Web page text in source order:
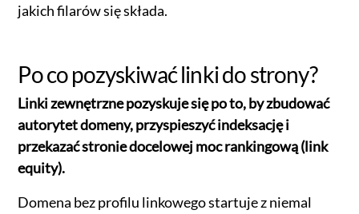
jakich filarów się składa.
Po co pozyskiwać linki do strony?
Linki zewnętrzne pozyskuje się po to, by zbudować
autorytet domeny, przyspieszyć indeksację i
przekazać stronie docelowej moc rankingową (link
equity).
Domena bez profilu linkowego startuje z niemal